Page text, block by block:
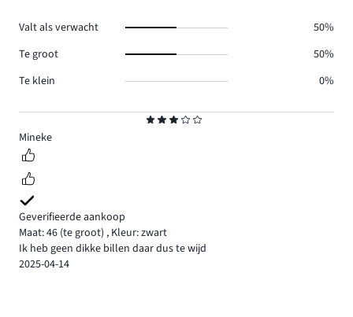
3
Mineke
Geverifieerde aankoop
Maat: 46 (te groot) , Kleur: zwart
Ik heb geen dikke billen daar dus te wijd
2025-04-14
Valt als verwacht
50%
Te groot
50%
Te klein
0%